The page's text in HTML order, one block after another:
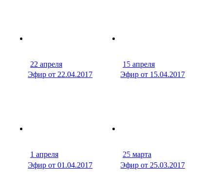
22 апреля
30 мин
Эфир от 22.04.2017
15 апреля
Эфир от 15.04.2017
1 апреля
29 мин
Эфир от 01.04.2017
25 марта
Эфир от 25.03.2017